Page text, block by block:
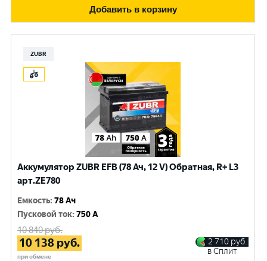
Добавить в корзину
ZUBR
Аккумулятор ZUBR EFB (78 Ач, 12 V) Обратная, R+ L3
арт.ZE780
Емкость:78 Ач
Пусковой ток:750 A
10 840руб.
10 138 руб.
при обмене
2 710 руб.
в Сплит